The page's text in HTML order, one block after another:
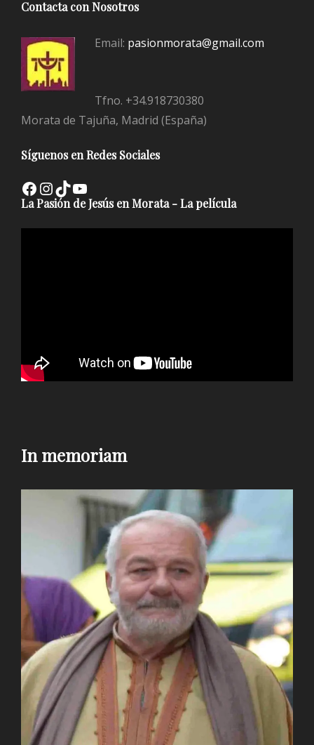
Contacta con Nosotros
Email: pasionmorata@gmail.com
Tfno. +34.918730380
Morata de Tajuña, Madrid (España)
Síguenos en Redes Sociales
Facebook InstagramTikTok YouTube
La Pasión de Jesús en Morata - La película
In memoriam